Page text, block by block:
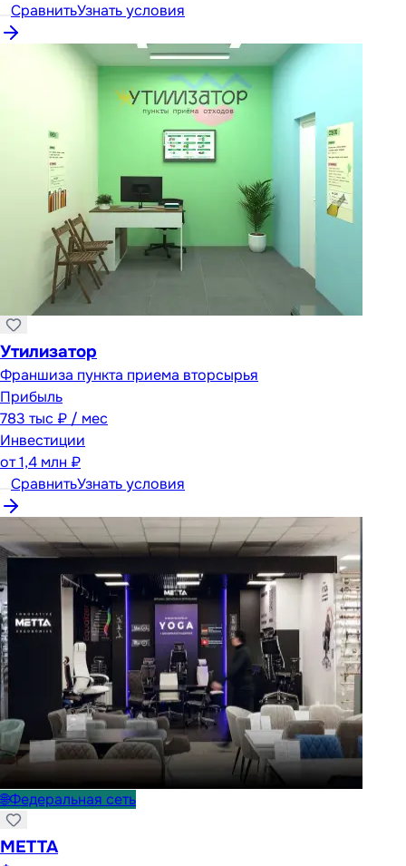
СравнитьУзнать условия
Утилизатор
Франшиза пункта приема вторсырья
Прибыль
783 тыс ₽ / мес
Инвестиции
от1,4 млн ₽
СравнитьУзнать условия
🌐Федеральная сеть
METTA